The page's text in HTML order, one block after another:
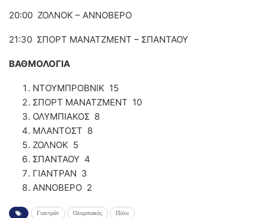
20:00 ΖΟΛΝΟΚ – ΑΝΝΟΒΕΡΟ
21:30 ΣΠΟΡΤ ΜΑΝΑΤΖΜΕΝΤ – ΣΠΑΝΤΑΟΥ
ΒΑΘΜΟΛΟΓΙΑ
ΝΤΟΥΜΠΡΟΒΝΙΚ 15
ΣΠΟΡΤ ΜΑΝΑΤΖΜΕΝΤ 10
ΟΛΥΜΠΙΑΚΟΣ 8
ΜΛΑΝΤΟΣΤ 8
ΖΟΛΝΟΚ 5
ΣΠΑΝΤΑΟΥ 4
ΓΙΑΝΤΡΑΝ 3
ΑΝΝΟΒΕΡΟ 2
Γιαντράν Ολυμπιακός Πόλο